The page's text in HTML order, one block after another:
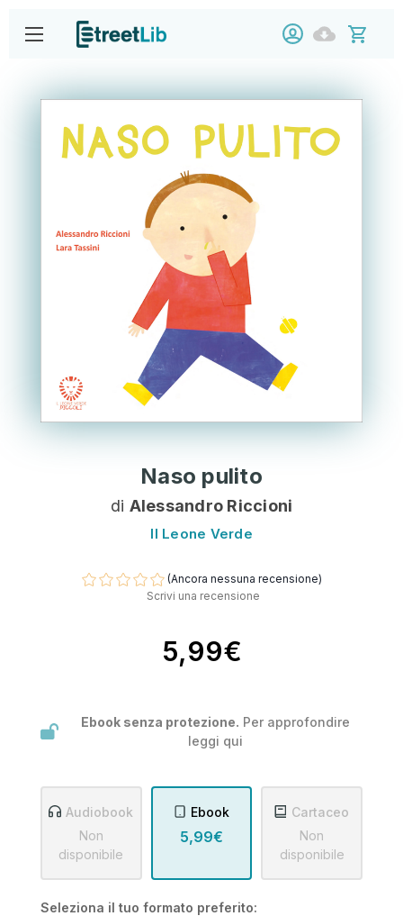
Naso pulito
di Alessandro Riccioni
Il Leone Verde
(Ancora nessuna recensione)
Scrivi una recensione
5,99€
Ebook senza protezione. Per approfondire
leggi qui
Audiobook
Non
disponibile
Ebook
5,99€
Cartaceo
Non
disponibile
Seleziona il tuo formato preferito: